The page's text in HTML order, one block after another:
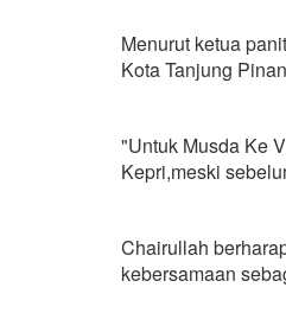
Menurut ketua
Kota Tanjung
"Untuk Musda Ke
Kepri,meski
Chairullah
kebersamaan